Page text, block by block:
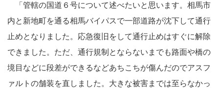
「管轄の国道６号について述べたいと思います。相馬市
内と新地町を通る相馬バイパスで一部道路が沈下して通行
止めとなりました。応急復旧をして通行止めはすぐに解除
できました。ただ、通行規制とならないまでも路面や橋の
境目などに段差ができるなどあちこちが傷んだのでアスフ
ァルトの舗装を直しました。大きな被害までは至らなかっ